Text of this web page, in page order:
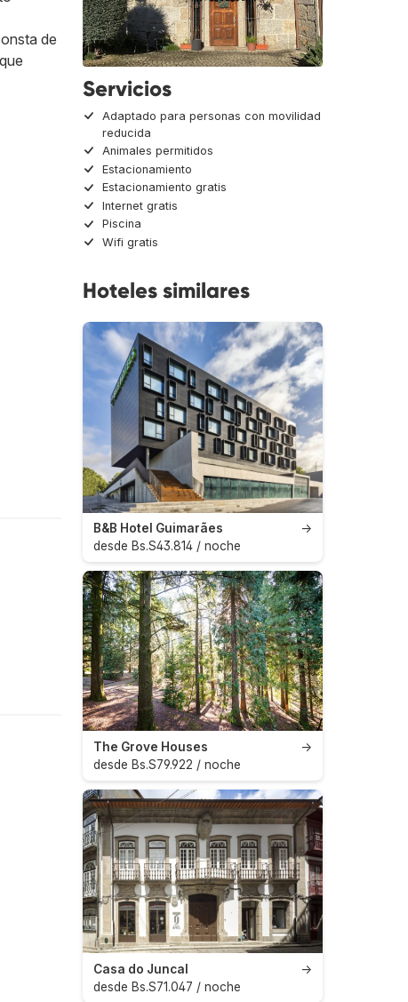
de
Servicios
Adaptado para personas con movilidad
reducida
Animales permitidos
Estacionamiento
Estacionamiento gratis
Internet gratis
Piscina
Wifi gratis
Hoteles similares
→
B&B Hotel Guimarães
desde Bs.S43.814 / noche
→
The Grove Houses
desde Bs.S79.922 / noche
→
Casa do Juncal
desde Bs.S71.047 / noche